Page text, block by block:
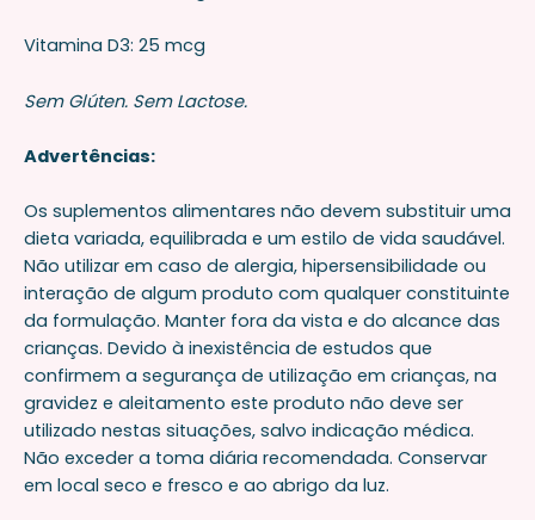
Vitamina D3: 25 mcg
Sem Glúten. Sem Lactose.
Advertências:
Os suplementos alimentares não devem substituir uma
dieta variada, equilibrada e um estilo de vida saudável.
Não utilizar em caso de alergia, hipersensibilidade ou
interação de algum produto com qualquer constituinte
da formulação. Manter fora da vista e do alcance das
crianças. Devido à inexistência de estudos que
confirmem a segurança de utilização em crianças, na
gravidez e aleitamento este produto não deve ser
utilizado nestas situações, salvo indicação médica.
Não exceder a toma diária recomendada. Conservar
em local seco e fresco e ao abrigo da luz.